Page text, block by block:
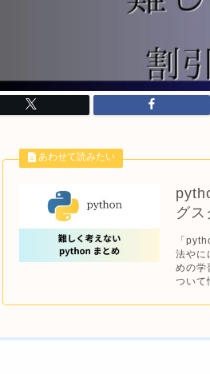
グス
「
法やに
めの学
ついて